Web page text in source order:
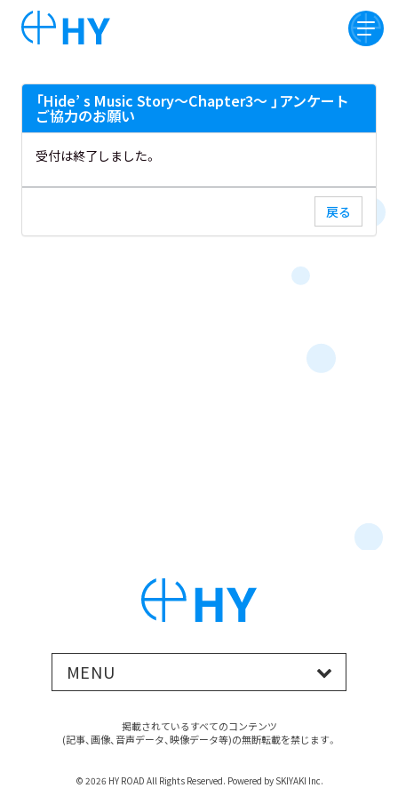
「Hide’ s Music Story～Chapter3～ 」アンケート
ご協力のお願い
受付は終了しました。
戻る
MENU
掲載されているすべてのコンテンツ
(記事、画像、音声データ、映像データ等)の無断転載を禁じます。
© 2026 HY ROAD All Rights Reserved. Powered by SKIYAKI Inc.